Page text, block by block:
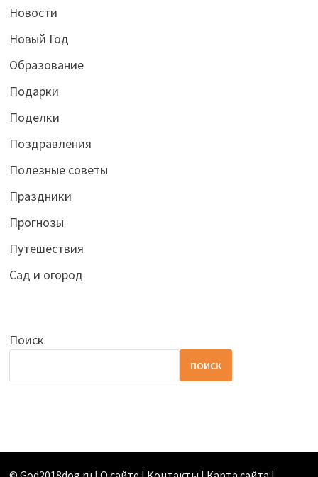
Новости
Новый Год
Образование
Подарки
Поделки
Поздравления
Полезные советы
Праздники
Прогнозы
Путешествия
Сад и огород
Поиск
ПОИСК